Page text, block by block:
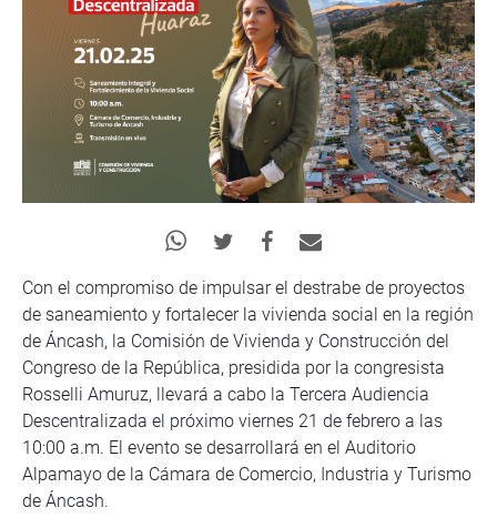
Con el compromiso de impulsar el destrabe de proyectos
de saneamiento y fortalecer la vivienda social en la región
de Áncash, la Comisión de Vivienda y Construcción del
Congreso de la República, presidida por la congresista
Rosselli Amuruz, llevará a cabo la Tercera Audiencia
Descentralizada el próximo viernes 21 de febrero a las
10:00 a.m. El evento se desarrollará en el Auditorio
Alpamayo de la Cámara de Comercio, Industria y Turismo
de Áncash.